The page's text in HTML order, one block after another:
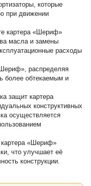
которые
при движении
картера «Шериф»
масла и замены
расходы
распределяя
более обтекаемым и
защит картера
конструктивных
осуществляется
«Шериф»
что улучшает её
конструкции.